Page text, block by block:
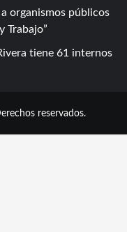
organismos públicos
Trabajo
tiene 61 internos
reservados.